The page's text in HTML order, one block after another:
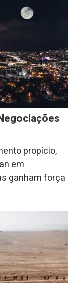
propício,
em
ganham força